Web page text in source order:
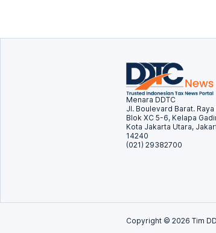
Menara DDTC
Jl. Boulevard Barat. Raya
Blok XC 5-6, Kelapa
Kota Jakarta Utara,
14240
(021) 29382700
Copyright © 2026 Tim